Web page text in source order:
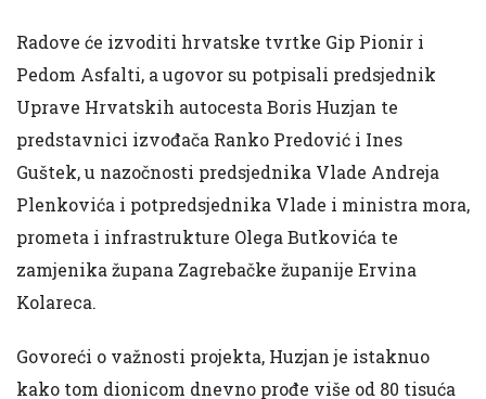
Radove će izvoditi hrvatske tvrtke Gip Pionir i
Pedom Asfalti, a ugovor su potpisali predsjednik
Uprave Hrvatskih autocesta Boris Huzjan te
predstavnici izvođača Ranko Predović i Ines
Guštek, u nazočnosti predsjednika Vlade Andreja
Plenkovića i potpredsjednika Vlade i ministra mora,
prometa i infrastrukture Olega Butkovića te
zamjenika župana Zagrebačke županije Ervina
Kolareca.
Govoreći o važnosti projekta, Huzjan je istaknuo
kako tom dionicom dnevno prođe više od 80 tisuća